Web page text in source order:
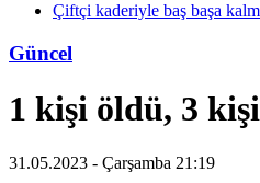
Çiftçi kaderiyle baş başa
Güncel
1 kişi öldü, 3
31.05.2023 - Çarşamba 21:19